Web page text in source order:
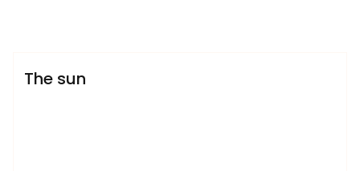
Sublinemusic & Media UG
The sun